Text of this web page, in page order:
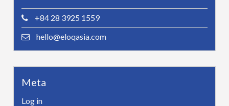
+84 28 3925 1559
hello@eloqasia.com
Meta
Log in